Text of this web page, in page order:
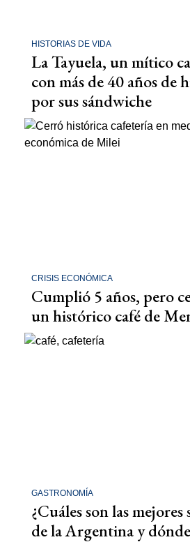
HISTORIAS DE VIDA
La Tayuela, un mítico
con más de 40 años de
por sus sándwiche
CRISIS ECONÓMICA
Cumplió 5 años, pero
un histórico café de
GASTRONOMÍA
¿Cuáles son las mejores
de la Argentina y